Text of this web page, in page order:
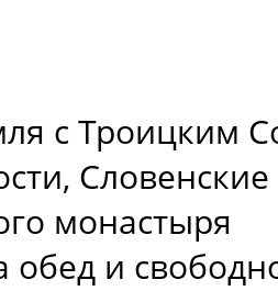
с Троицким
монастыря
обед и